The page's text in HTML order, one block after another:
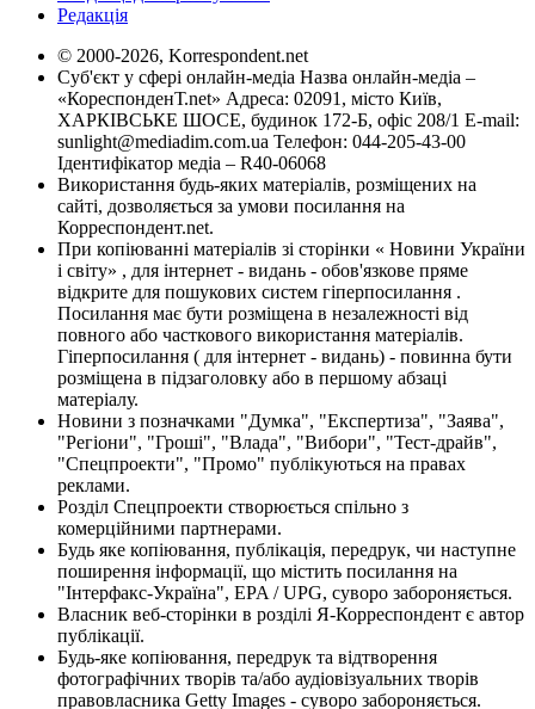
Редакція
© 2000-2026, Korrespondent.net
Суб'єкт у сфері онлайн-медіа Назва онлайн-медіа –
«КореспонденТ.net» Адреса: 02091, місто Київ,
ХАРКІВСЬКЕ ШОСЕ, будинок 172-Б, офіс 208/1 E-mail:
sunlight@mediadim.com.ua Телефон: 044-205-43-00
Ідентифікатор медіа – R40-06068
Використання будь-яких матеріалів, розміщених на
сайті, дозволяється за умови посилання на
Корреспондент.net.
При копіюванні матеріалів зі сторінки « Новини України
і світу» , для інтернет - видань - обов'язкове пряме
відкрите для пошукових систем гіперпосилання .
Посилання має бути розміщена в незалежності від
повного або часткового використання матеріалів.
Гіперпосилання ( для інтернет - видань) - повинна бути
розміщена в підзаголовку або в першому абзаці
матеріалу.
Новини з позначками "Думка", "Експертиза", "Заява",
"Регіони", "Гроші", "Влада", "Вибори", "Тест-драйв",
"Спецпроекти", "Промо" публікуються на правах
реклами.
Розділ Спецпроекти створюється спільно з
комерційними партнерами.
Будь яке копіювання, публікація, передрук, чи наступне
поширення інформації, що містить посилання на
"Інтерфакс-Україна", EPA / UPG, суворо забороняється.
Власник веб-сторінки в розділі Я-Корреспондент є автор
публікації.
Будь-яке копіювання, передрук та відтворення
фотографічних творів та/або аудіовізуальних творів
правовласника Getty Images - суворо забороняється.